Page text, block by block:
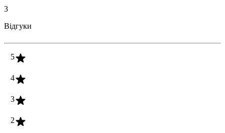
3
Відгуки
5
4
3
2